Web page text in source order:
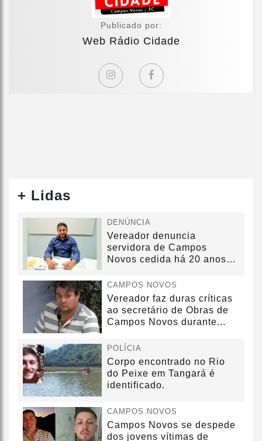
Publicado por:
Web Rádio Cidade
+ Lidas
DENÚNCIA
Vereador denuncia
servidora de Campos
Novos cedida há 20 anos
CAMPOS NOVOS
Vereador faz duras críticas
ao secretário de Obras de
Campos Novos durante...
POLÍCIA
Corpo encontrado no Rio
do Peixe em Tangará é
identificado.
CAMPOS NOVOS
Campos Novos se despede
dos jovens vítimas de